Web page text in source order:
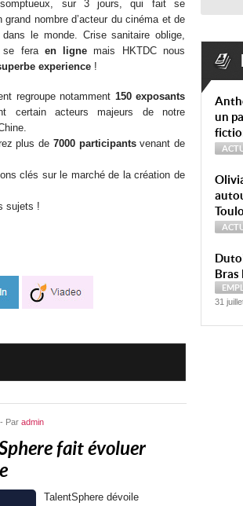
somptueux, sur 3 jours, qui fait se
grand nombre d’acteur du cinéma et de
dans le monde. Crise sanitaire oblige,
se fera en ligne mais HKTDC nous
experience !
regroupe notamment 150 exposants
certain acteurs majeurs de notre
plus de 7000 participantsvenant de
clés sur le marché de la création de
sujets !
Par admin
fait évoluer
TalentSphere dévoile
un
Bras
31